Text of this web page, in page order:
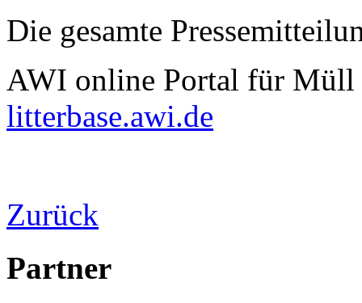
Die gesamte
AWI online Portal für Müll
litterbase.awi.de
Zurück
Partner